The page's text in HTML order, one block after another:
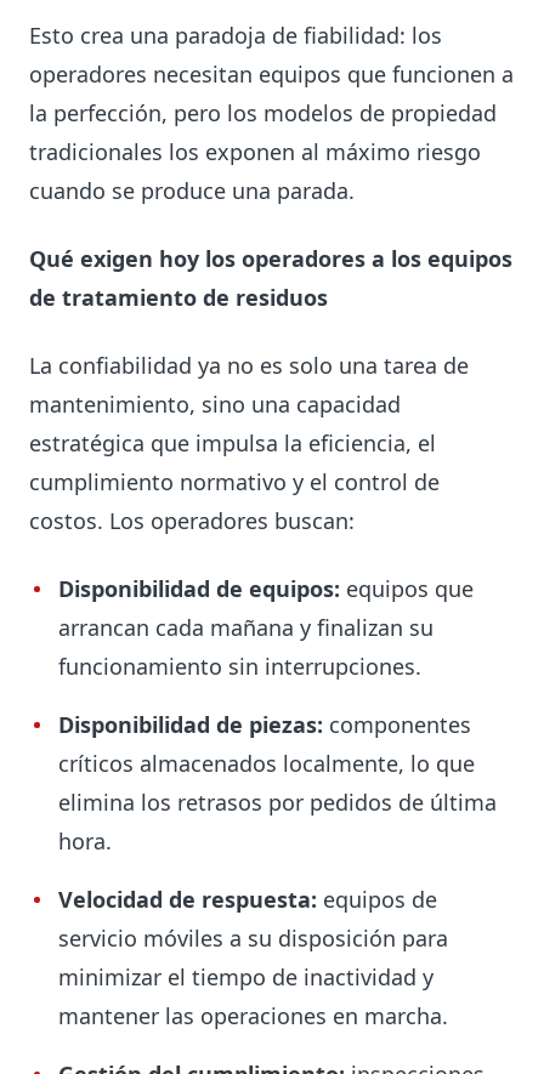
Esto crea una paradoja de fiabilidad: los
operadores necesitan equipos que funcionen a
la perfección, pero los modelos de propiedad
tradicionales los exponen al máximo riesgo
cuando se produce una parada.
Qué exigen hoy los operadores a los equipos
de tratamiento de residuos
La confiabilidad ya no es solo una tarea de
mantenimiento, sino una capacidad
estratégica que impulsa la eficiencia, el
cumplimiento normativo y el control de
costos. Los operadores buscan:
Disponibilidad de equipos: equipos que
arrancan cada mañana y finalizan su
funcionamiento sin interrupciones.
Disponibilidad de piezas: componentes
críticos almacenados localmente, lo que
elimina los retrasos por pedidos de última
hora.
Velocidad de respuesta: equipos de
servicio móviles a su disposición para
minimizar el tiempo de inactividad y
mantener las operaciones en marcha.